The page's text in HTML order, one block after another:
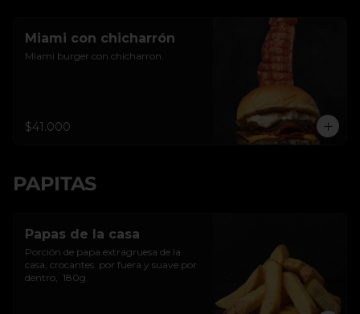
Miami con chicharrón
Miami burger con chicharron.
$41.000
PAPITAS
Papas de la casa
Porción de papa extragruesa de la
casa, crocantes  por fuera y suave por
dentro,  180g.